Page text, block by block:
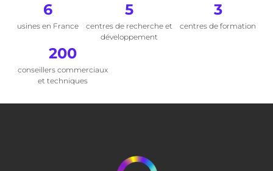
6
usines en France
5
centres de recherche et
développement
3
centres de formation
200
conseillers commerciaux
et techniques